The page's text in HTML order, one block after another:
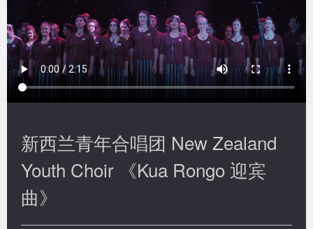
新西兰青年合唱团 New Zealand
Youth Choir 《Kua Rongo 迎宾
曲》